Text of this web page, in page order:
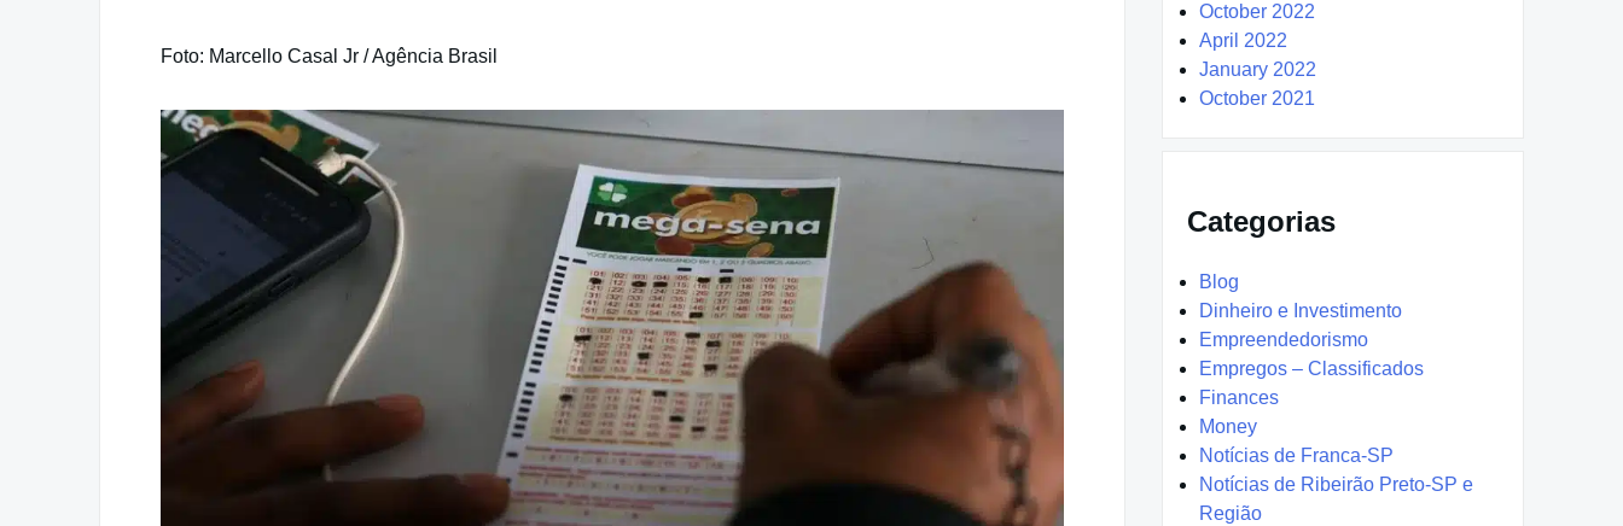
Foto: Marcello Casal Jr / Agência Brasil
October 2022
April 2022
January 2022
October 2021
Categorias
Blog
Dinheiro e Investimento
Empreendedorismo
Empregos – Classificados
Finances
Money
Notícias de Franca-SP
Notícias de Ribeirão Preto-SP e
Região